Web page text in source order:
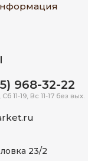
968-32-22
11-19, Вс 11-17 без вых.
23/2